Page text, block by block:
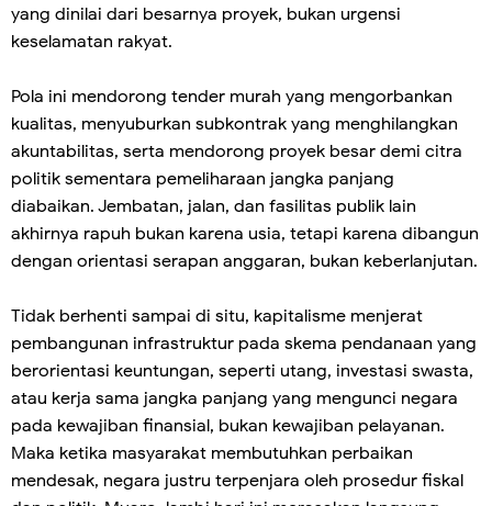
yang dinilai dari besarnya proyek, bukan urgensi
keselamatan rakyat.
Pola ini mendorong tender murah yang mengorbankan
kualitas, menyuburkan subkontrak yang menghilangkan
akuntabilitas, serta mendorong proyek besar demi citra
politik sementara pemeliharaan jangka panjang
diabaikan. Jembatan, jalan, dan fasilitas publik lain
akhirnya rapuh bukan karena usia, tetapi karena dibangun
dengan orientasi serapan anggaran, bukan keberlanjutan.
Tidak berhenti sampai di situ, kapitalisme menjerat
pembangunan infrastruktur pada skema pendanaan yang
berorientasi keuntungan, seperti utang, investasi swasta,
atau kerja sama jangka panjang yang mengunci negara
pada kewajiban finansial, bukan kewajiban pelayanan.
Maka ketika masyarakat membutuhkan perbaikan
mendesak, negara justru terpenjara oleh prosedur fiskal